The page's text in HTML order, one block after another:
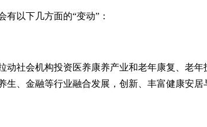
以下几方面的“变动”：
社会机构投资医养康养产业和老年康复、老
、金融等行业融合发展，创新、丰富健康安居